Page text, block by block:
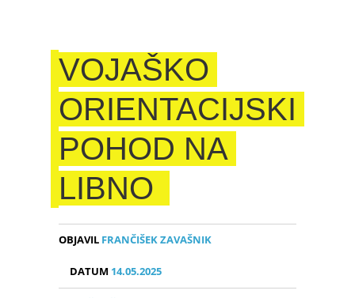
VOJAŠKO
ORIENTACIJSKI
POHOD NA
LIBNO
OBJAVIL FRANČIŠEK ZAVAŠNIK
DATUM 14.05.2025